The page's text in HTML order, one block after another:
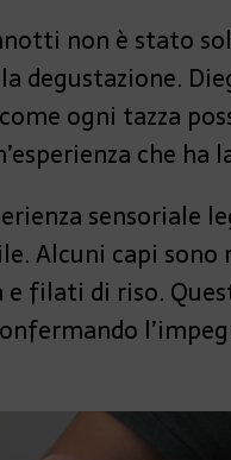
non è stato
degustazione.
ogni tazza
che
sensoriale
Alcuni capi
filati di riso.